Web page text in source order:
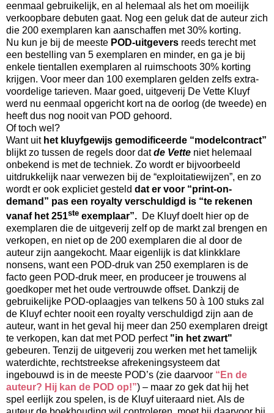
eenmaal gebruikelijk, en al helemaal als het om moeilijk
verkoopbare debuten gaat. Nog een geluk dat de auteur zich
die 200 exemplaren kan aanschaffen met 30% korting.
Nu kun je bij de meeste POD-uitgevers reeds terecht met
een bestelling van 5 exemplaren en minder, en ga je bij
enkele tientallen exemplaren al ruimschoots 30% korting
krijgen. Voor meer dan 100 exemplaren gelden zelfs extra-
voordelige tarieven. Maar goed, uitgeverij De Vette Kluyf
werd nu eenmaal opgericht kort na de oorlog (de tweede) en
heeft dus nog nooit van POD gehoord.
Of toch wel?
Want uit het kluyfgewijs gemodificeerde “modelcontract”
blijkt zo tussen de regels door datde Vette niet helemaal
onbekend is met de techniek. Zo wordt er bijvoorbeeld
uitdrukkelijk naar verwezen bij de “exploitatiewijzen”, en zo
wordt er ook expliciet gesteld dat er voor “print-on-
demand” pas een royalty verschuldigd is “te rekenen
vanaf het 251ste exemplaar”. De Kluyf doelt hier op de
exemplaren die de uitgeverij zelf op de markt zal brengen en
verkopen, en niet op de 200 exemplaren die al door de
auteur zijn aangekocht. Maar eigenlijk is dat klinkklare
nonsens, want een POD-druk van 250 exemplaren is de
facto geen POD-druk meer, en produceer je trouwens al
goedkoper met het oude vertrouwde offset. Dankzij de
gebruikelijke POD-oplaagjes van telkens 50 à 100 stuks zal
de Kluyf echter nooit een royalty verschuldigd zijn aan de
auteur, want in het geval hij meer dan 250 exemplaren dreigt
te verkopen, kan dat met POD perfect "in het zwart"
gebeuren. Tenzij de uitgeverij zou werken met het tamelijk
waterdichte, rechtstreekse afrekeningsysteem dat
ingebouwd is in de meeste POD’s (zie daarvoor “En de
auteur? Hij kan de POD op!”) – maar zo gek dat hij het
spel eerlijk zou spelen, is de Kluyf uiteraard niet. Als de